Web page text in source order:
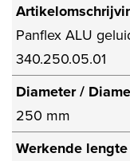
Panflex ALU
340.250.05.01
Diameter /
250 mm
Werkende lengte